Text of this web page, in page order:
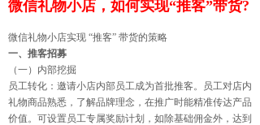
微信礼物小店，如何实现“推客”带货?
微信礼物小店实现 “推客” 带货的策略
一、推客招募
（一）内部挖掘
员工转化：邀请小店内部员工成为首批推客。员工对店内
礼物商品熟悉，了解品牌理念，在推广时能精准传达产品
价值。可设置员工专属奖励计划，如除基础佣金外，达到